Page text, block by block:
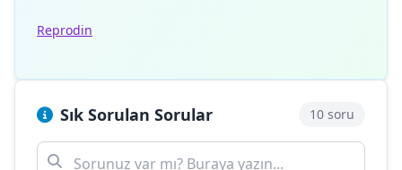
Reprodin
Sık Sorulan Sorular 10 soru